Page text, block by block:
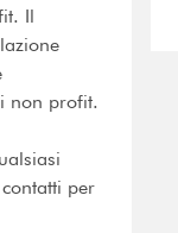
Il
non profit.
per